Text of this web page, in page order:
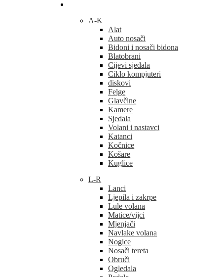
A-K
Alat
Auto nosači
Bidoni i nosači bidona
Blatobrani
Cijevi sjedala
Ciklo kompjuteri
diskovi
Felge
Glavčine
Kamere
Sjedala
Volani i nastavci
Katanci
Kočnice
Košare
Kuglice
L-R
Lanci
Ljepila i zakrpe
Lule volana
Matice/vijci
Mjenjači
Navlake volana
Nogice
Nosači tereta
Obruči
Ogledala